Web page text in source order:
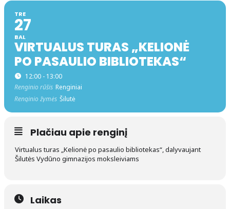
TRE
27
BAL
VIRTUALUS TURAS „KELIONĖ
PO PASAULIO BIBLIOTEKAS“
12:00 - 13:00
Renginio rūšis Renginiai
Renginio žymės Šilutė
Plačiau apie renginį
Virtualus turas „Kelionė po pasaulio bibliotekas“, dalyvaujant
Šilutės Vydūno gimnazijos moksleiviams
Laikas